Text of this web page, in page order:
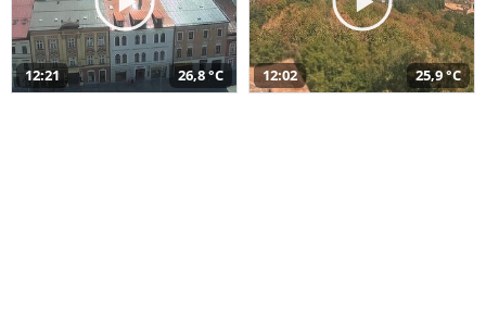
12:21 26,8 °C 12:02 25,9 °C